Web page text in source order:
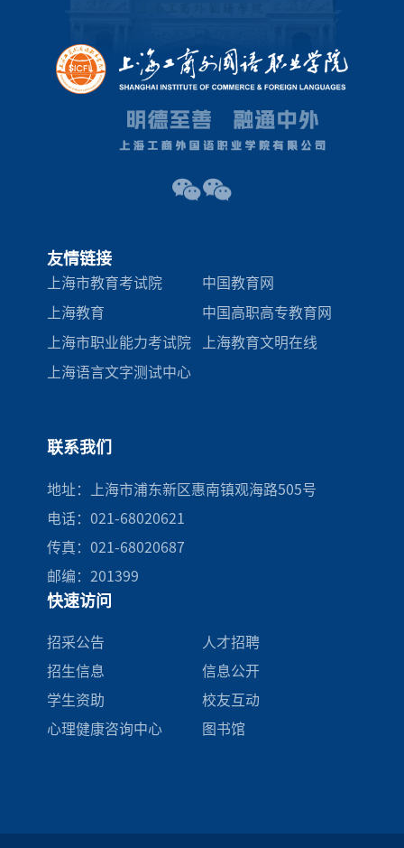
友情链接
上海市教育考试院 中国教育网
上海教育 中国高职高专教育网
上海市职业能力考试院 上海教育文明在线
上海语言文字测试中心
联系我们
地址：上海市浦东新区惠南镇观海路505号
电话：021-68020621
传真：021-68020687
邮编：201399
快速访问
招采公告
人才招聘
招生信息
信息公开
学生资助
校友互动
心理健康咨询中心
图书馆